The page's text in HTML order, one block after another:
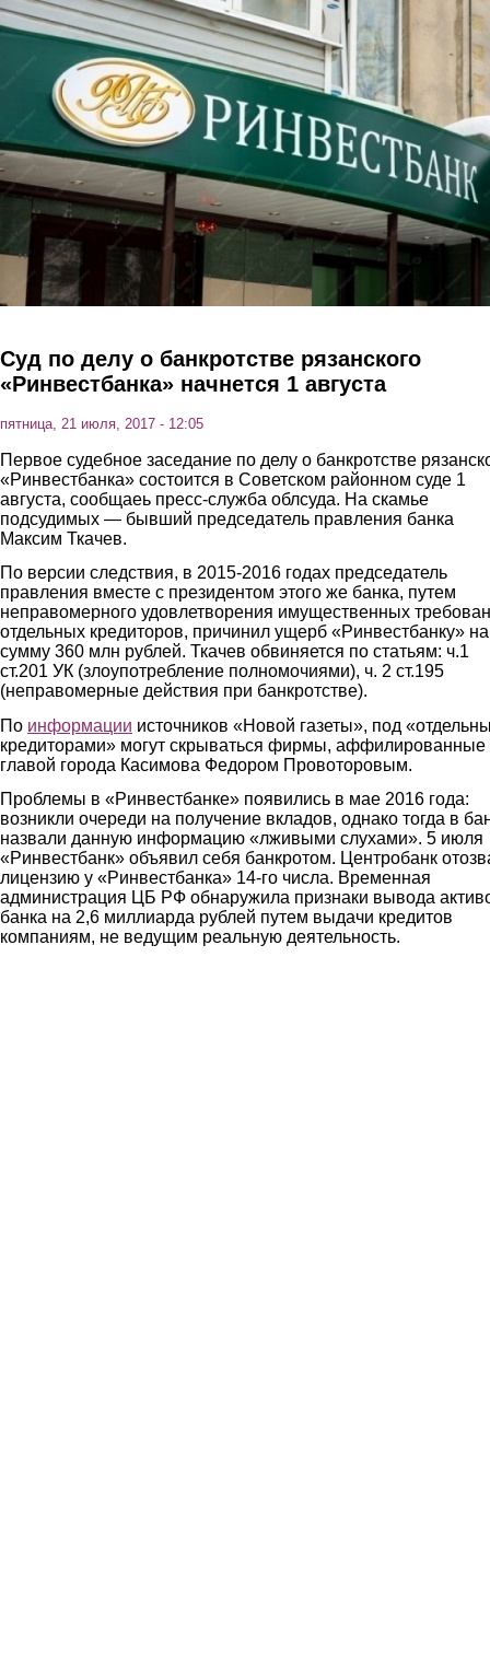
Перейти к основному содержанию
Суд по делу о банкротстве рязанского
«Ринвестбанка» начнется 1 августа
пятница, 21 июля, 2017 - 12:05
Первое судебное заседание по делу о банкротстве
«Ринвестбанка» состоится в Советском районном суде 1
августа, сообщаеь пресс-служба облсуда. На скамье
подсудимых — бывший председатель правления банка
Максим Ткачев.
По версии следствия, в 2015-2016 годах председатель
правления вместе с президентом этого же банка, путем
неправомерного удовлетворения имущественных
отдельных кредиторов, причинил ущерб «Ринвестбанку» на
сумму 360 млн рублей. Ткачев обвиняется по статьям: ч.1
ст.201 УК (злоупотребление полномочиями), ч. 2 ст.195
(неправомерные действия при банкротстве).
По информации источников «Новой газеты», под
кредиторами» могут скрываться фирмы, аффилированные
главой города Касимова Федором Провоторовым.
Проблемы в «Ринвестбанке» появились в мае 2016 года:
возникли очереди на получение вкладов, однако тогда в
назвали данную информацию «лживыми слухами». 5 июля
«Ринвестбанк» объявил себя банкротом. Центробанк
лицензию у «Ринвестбанка» 14-го числа. Временная
администрация ЦБ РФ обнаружила признаки вывода
банка на 2,6 миллиарда рублей путем выдачи кредитов
компаниям, не ведущим реальную деятельность.